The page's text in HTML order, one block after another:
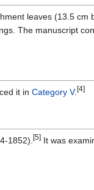
leaves (13.5
The manuscript
it in Category V. [4]
1852). [5] It was